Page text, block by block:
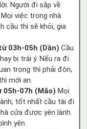
Người đi sắp về
việc trong nhà
cầu thì sẽ khỏi, gia
03h-05h (Dần) Cầu
bị trái ý. Nếu ra đi
trọng thì phải đòn,
mới an.
05h-07h (Mão) Mọi
tốt nhất cầu tài đi
cửa được yên lành.
yên.